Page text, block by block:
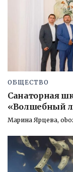
ОБЩЕСТВО
Санаторная
«Волшебный
Марина Ярцева,